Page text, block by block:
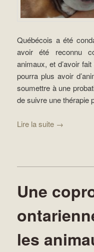
Québécois a été
avoir été reconnu
animaux, et d’avoir
pourra plus avoir
soumettre à une
de suivre une thérapie
Lire la suite →
Une
les